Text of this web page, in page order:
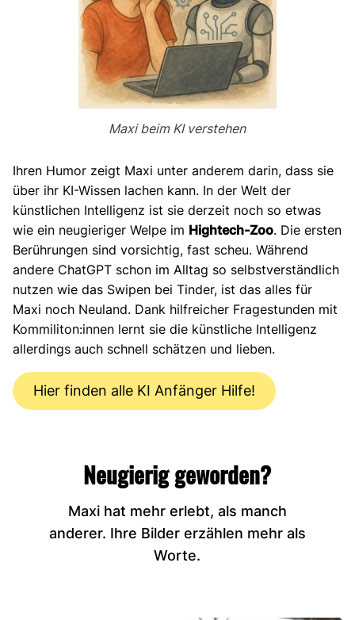
Maxi beim KI verstehen
Ihren Humor zeigt Maxi unter anderem darin, dass sie
über ihr KI-Wissen lachen kann. In der Welt der
künstlichen Intelligenz ist sie derzeit noch so etwas
wie ein neugieriger Welpe im Hightech-Zoo. Die ersten
Berührungen sind vorsichtig, fast scheu. Während
andere ChatGPT schon im Alltag so selbstverständlich
nutzen wie das Swipen bei Tinder, ist das alles für
Maxi noch Neuland. Dank hilfreicher Fragestunden mit
Kommiliton:innen lernt sie die künstliche Intelligenz
allerdings auch schnell schätzen und lieben.
Hier finden alle KI Anfänger Hilfe!
Neugierig geworden?
Maxi hat mehr erlebt, als manch
anderer. Ihre Bilder erzählen mehr als
Worte.